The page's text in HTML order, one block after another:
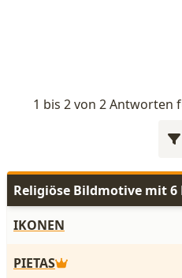
1 bis 2 von 2 Antworten
Religiöse Bildmotive mit 6
IKONEN
PIETAS